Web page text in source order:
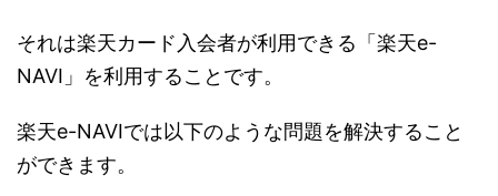
それは楽天カード入会者が利用できる「楽天e-
NAVI」を利用することです。
楽天e-NAVIでは以下のような問題を解決すること
ができます。